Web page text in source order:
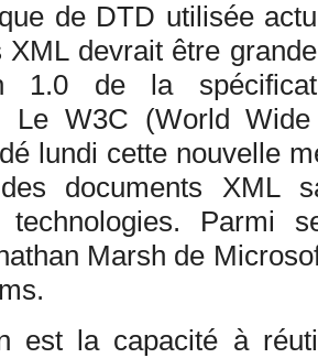
de DTD utilisée
XML devrait être
1.0 de la
Le W3C (World
lundi cette nouvelle
documents XML
technologies. Parmi
Marsh de
est la capacité à